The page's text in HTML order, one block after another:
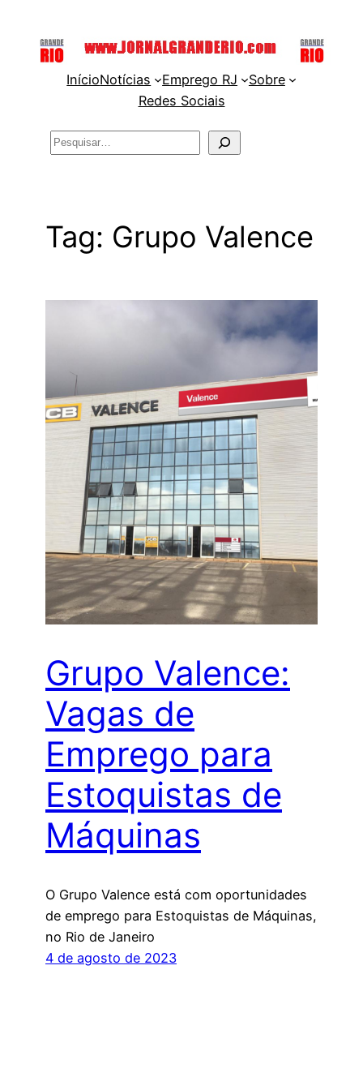
InícioNotícias Emprego RJ
Sobre
Redes Sociais
Pesquisar
Tag: Grupo Valence
Grupo Valence:
Vagas de
Emprego para
Estoquistas de
Máquinas
O Grupo Valence está com oportunidades
de emprego para Estoquistas de Máquinas,
no Rio de Janeiro
4 de agosto de 2023